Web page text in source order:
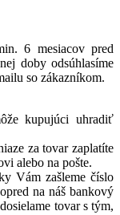
6 mesiacov pred
doby odsúhlasíme
so zákazníkom.
kupujúci uhradiť
za tovar zaplatíte
alebo na pošte.
Vám zašleme číslo
na náš bankový
tovar s tým,